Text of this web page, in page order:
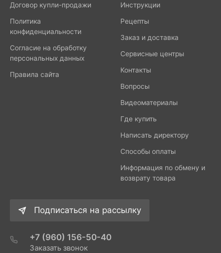
Договор купли-продажи
Политика
конфиденциальности
Согласие на обработку
персональных данных
Правила сайта
Инструкции
Рецепты
Заказ и доставка
Сервисные центры
Контакты
Вопросы
Видеоматериалы
Где купить
Написать директору
Способы оплаты
Информация по обмену и
возврату товара
Подписаться на рассылку
+7 (960) 156-50-40
Заказать звонок